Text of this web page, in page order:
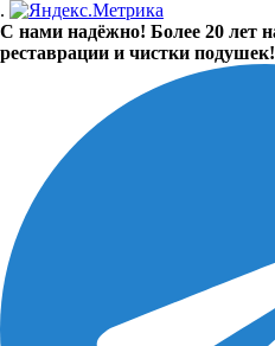
.
С нами надёжно! Более 20 лет
реставрации и чистки подушек!